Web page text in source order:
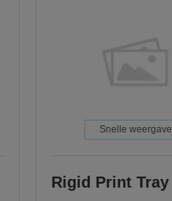
Snelle weergave
Rigid Print Tray